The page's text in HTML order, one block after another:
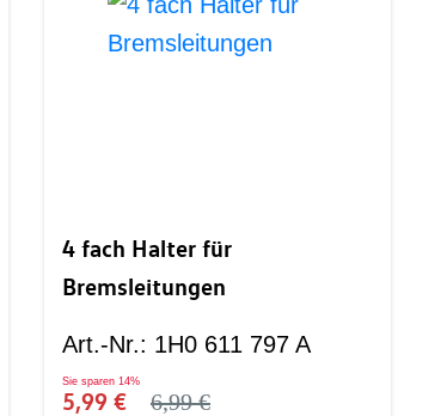
4 fach Halter für
Bremsleitungen
Art.-Nr.: 1H0 611 797 A
Sie sparen 14%
5,99 € 6,99 €